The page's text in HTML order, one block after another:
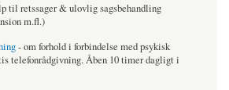
til retssager & ulovlig sagsbehandling
m.fl.)
- om forhold i forbindelse med psykisk
telefonrådgivning. Åben 10 timer dagligt i